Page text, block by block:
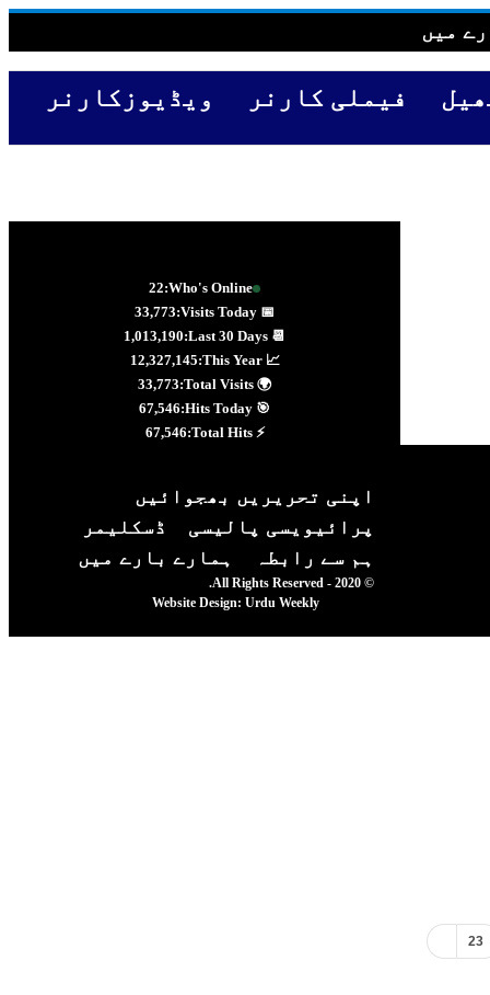
میں
فیملی کارنر
ویڈیوزکارنر
23
Who's Online:
22
📅 Visits Today:
33,773
📆 Last 30 Days:
1,013,190
📈 This Year:
12,327,145
🌍 Total Visits:
33,773
🎯 Hits Today:
67,546
⚡ Total Hits:
67,546
اپنی تحریریں بھجوائیں
پرائیویسی پالیسی
ڈسکلیمر
ہم سے رابطہ
ہمارے بارے میں
© 2020 - All Rights Reserved.
Website Design:Urdu Weekly